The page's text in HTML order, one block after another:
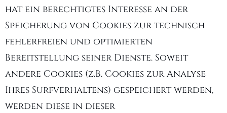
hat ein berechtigtes Interesse an der
Speicherung von Cookies zur technisch
fehlerfreien und optimierten
Bereitstellung seiner Dienste. Soweit
andere Cookies (z.B. Cookies zur Analyse
Ihres Surfverhaltens) gespeichert werden,
werden diese in dieser